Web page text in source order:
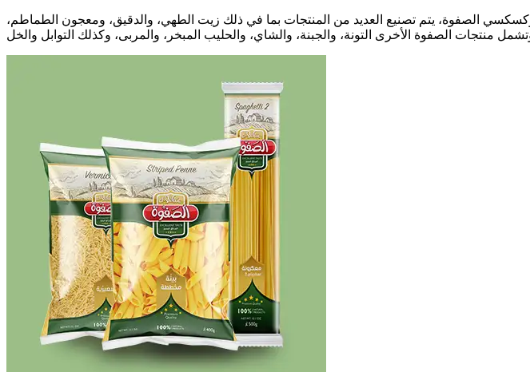
الصفوة، يتم تصنيع العديد من المنتجات بما في ذلك زيت الطهي، والدقيق، ومعجون الطماطم،